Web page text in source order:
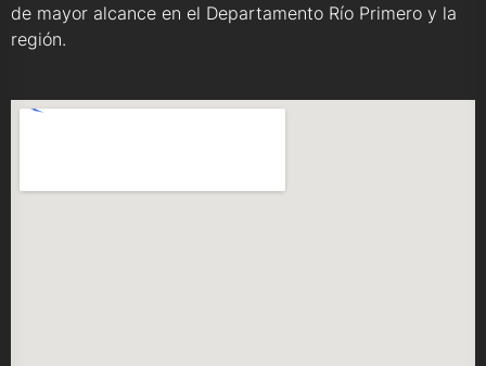
de mayor alcance en el Departamento Río Primero y la
región.